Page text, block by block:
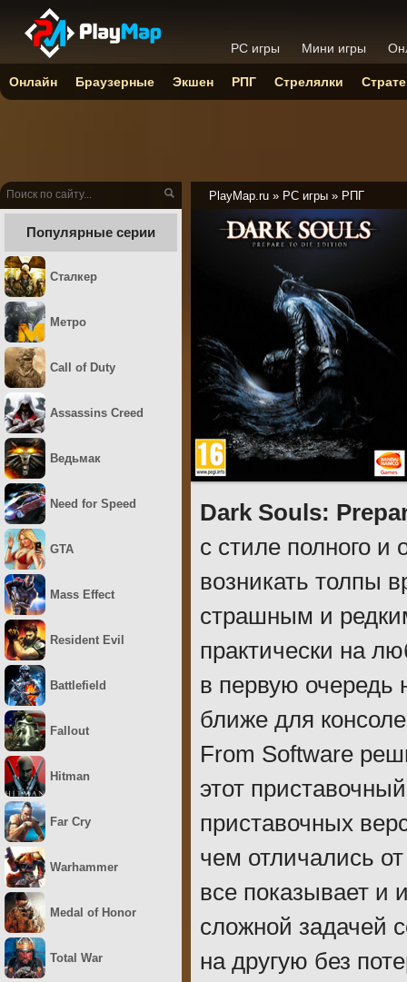
PlayMap.ru » PC игры » РПГ
Dark Souls:
с стиле полного и
возникать толпы
страшным и
практически на
в первую очередь
ближе для
From Software
этот
приставочных
чем отличались
все показывает и
сложной задачей
на другую без
Популярные серии
Сталкер
Метро
Call of Duty
Assassins Creed
Ведьмак
Need for Speed
GTA
Mass Effect
Resident Evil
Battlefield
Fallout
Hitman
Far Cry
Warhammer
Medal of Honor
Total War
PC игры Мини игры
Онлайн Браузерные Экшен РПГ Стрелялки